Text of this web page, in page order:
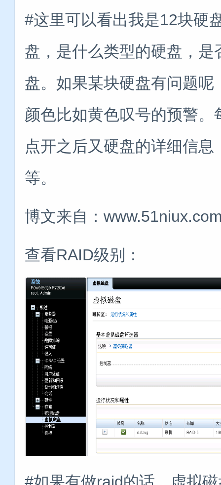
#这里可以看出我是12块硬
盘，是什么类型的硬盘，
盘。如果某块硬盘有问题
颜色比如黄色叹号的预警
点开之后又硬盘的详细信
等。
博文来自：
查看RAID级别：